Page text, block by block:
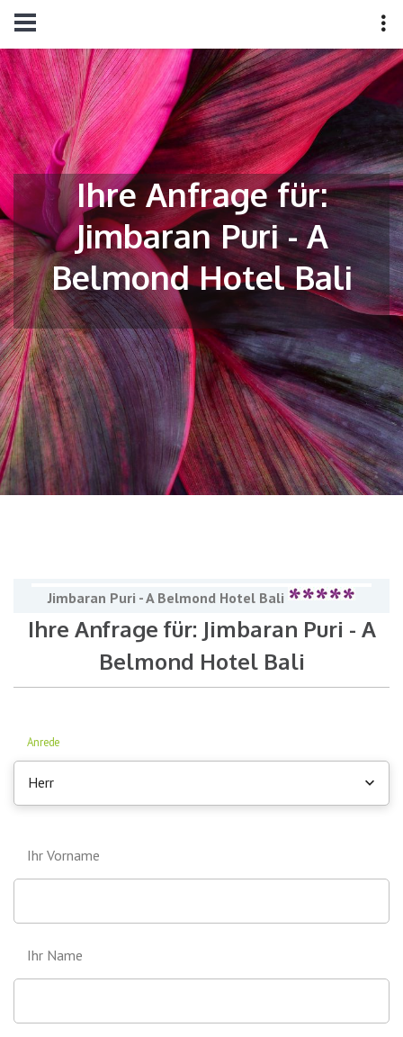
Ihre Anfrage für:
Jimbaran Puri - A
Belmond Hotel Bali
Jimbaran Puri - A Belmond Hotel Bali
Ihre Anfrage für: Jimbaran Puri - A
Belmond Hotel Bali
Anrede
Herr
Ihr Vorname
Ihr Name